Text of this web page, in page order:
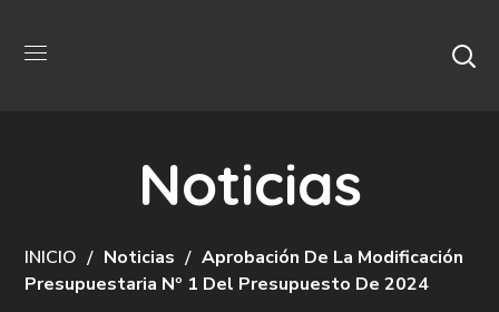
Noticias
INICIO Noticias
Aprobación De La Modificación
Presupuestaria Nº 1 Del Presupuesto De 2024